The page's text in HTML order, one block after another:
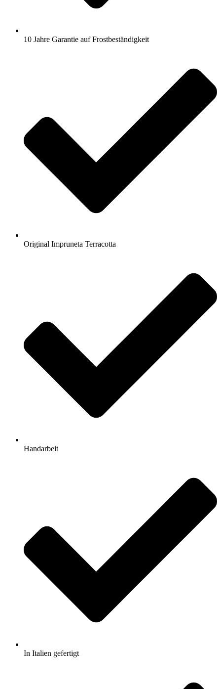
10 Jahre Garantie auf Frostbeständigkeit
Original Impruneta Terracotta
Handarbeit
In Italien gefertigt